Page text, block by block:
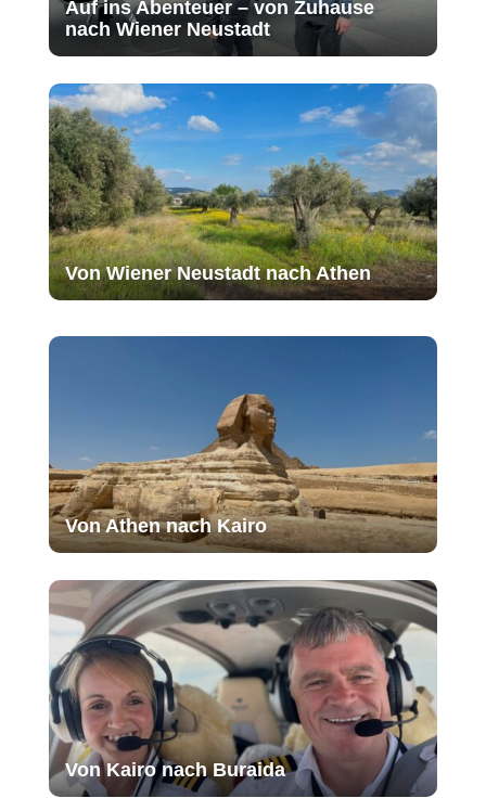
Auf ins Abenteuer – von Zuhause
nach Wiener Neustadt
Von Wiener Neustadt nach Athen
Von Athen nach Kairo
Von Kairo nach Buraida